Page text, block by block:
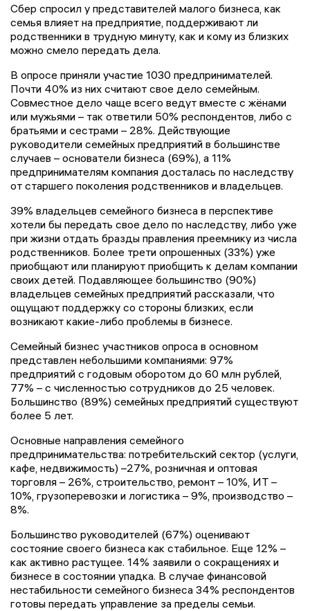
Сбер спросил у представителей малого бизнеса, как
семья влияет на предприятие, поддерживают ли
родственники в трудную минуту, как и кому из близких
можно смело передать дела.
В опросе приняли участие 1030 предпринимателей.
Почти 40% из них считают свое дело семейным.
Совместное дело чаще всего ведут вместе с жёнами
или мужьями – так ответили 50% респондентов, либо с
братьями и сестрами – 28%. Действующие
руководители семейных предприятий в большинстве
случаев – основатели бизнеса (69%), а 11%
предпринимателям компания досталась по наследству
от старшего поколения родственников и владельцев.
39% владельцев семейного бизнеса в перспективе
хотели бы передать свое дело по наследству, либо уже
при жизни отдать бразды правления преемнику из числа
родственников. Более трети опрошенных (33%) уже
приобщают или планируют приобщить к делам компании
своих детей. Подавляющее большинство (90%)
владельцев семейных предприятий рассказали, что
ощущают поддержку со стороны близких, если
возникают какие-либо проблемы в бизнесе.
Семейный бизнес участников опроса в основном
представлен небольшими компаниями: 97%
предприятий с годовым оборотом до 60 млн рублей,
77% – с численностью сотрудников до 25 человек.
Большинство (89%) семейных предприятий существуют
более 5 лет.
Основные направления семейного
предпринимательства: потребительский сектор (услуги,
кафе, недвижимость) –27%, розничная и оптовая
торговля – 26%, строительство, ремонт – 10%, ИТ –
10%, грузоперевозки и логистика – 9%, производство –
8%.
Большинство руководителей (67%) оценивают
состояние своего бизнеса как стабильное. Еще 12% –
как активно растущее. 14% заявили о сокращениях и
бизнесе в состоянии упадка. В случае финансовой
нестабильности семейного бизнеса 34% респондентов
готовы передать управление за пределы семьи.